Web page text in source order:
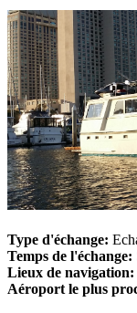
Type d'échange:
Temps de l'échange:
Lieux de navigation:
Aéroport le plus